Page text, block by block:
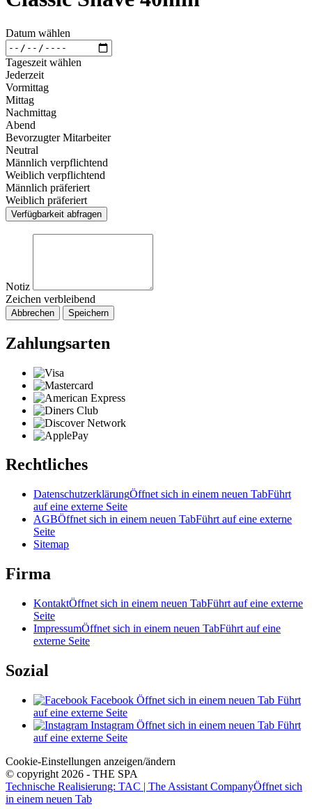
Datum wählen
Tageszeit wählen
Jederzeit
Vormittag
Mittag
Nachmittag
Abend
Bevorzugter Mitarbeiter
Neutral
Männlich verpflichtend
Weiblich verpflichtend
Männlich präferiert
Weiblich präferiert
Verfügbarkeit abfragen
Notiz
Zeichen verbleibend
Abbrechen Speichern
Zahlungsarten
Rechtliches
DatenschutzerklärungÖffnet sich in einem neuen TabFührt
auf eine externe Seite
AGBÖffnet sich in einem neuen TabFührt auf eine externe
Seite
Sitemap
Firma
KontaktÖffnet sich in einem neuen TabFührt auf eine externe
Seite
ImpressumÖffnet sich in einem neuen TabFührt auf eine
externe Seite
Sozial
Facebook Öffnet sich in einem neuen Tab Führt
auf eine externe Seite
Instagram Öffnet sich in einem neuen Tab Führt
auf eine externe Seite
Cookie-Einstellungen anzeigen/ändern
© copyright 2026 - THE SPA
Technische Realisierung: TAC | The Assistant CompanyÖffnet sich
in einem neuen Tab